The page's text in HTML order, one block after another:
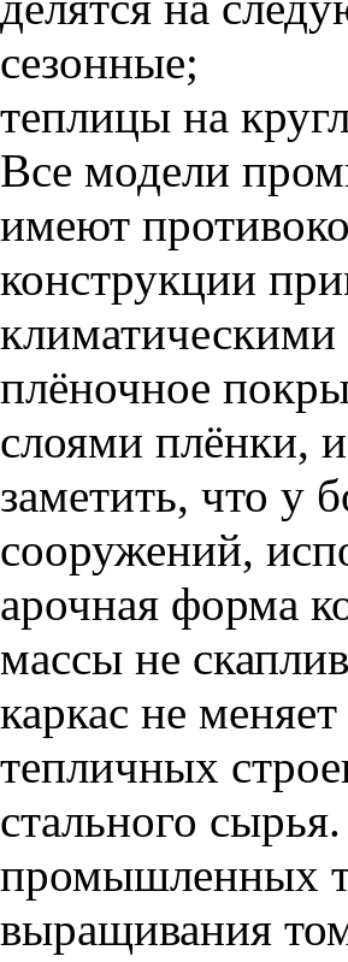
сезонные;
теплицы на
Все модели
имеют
конструкции
климатическими
плёночное
слоями плёнки,
заметить, что у
сооружений,
арочная форма
массы не
каркас не
тепличных
стального
промышленных
выращивания